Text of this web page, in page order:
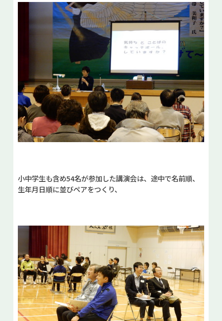
小中学生も含め54名が参加した講演会は、途中で名前順、
生年月日順に並びペアをつくり、